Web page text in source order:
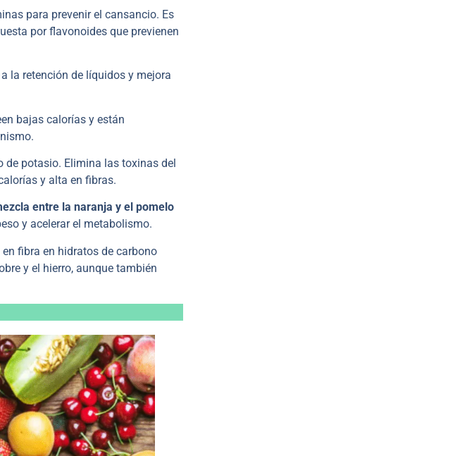
para prevenir el cansancio. Es
por flavonoides que previenen
la retención de líquidos y mejora
bajas calorías y están
de potasio. Elimina las toxinas del
y alta en fibras.
entre la naranja y el pomelo
y acelerar el metabolismo.
fibra en hidratos de carbono
y el hierro, aunque también